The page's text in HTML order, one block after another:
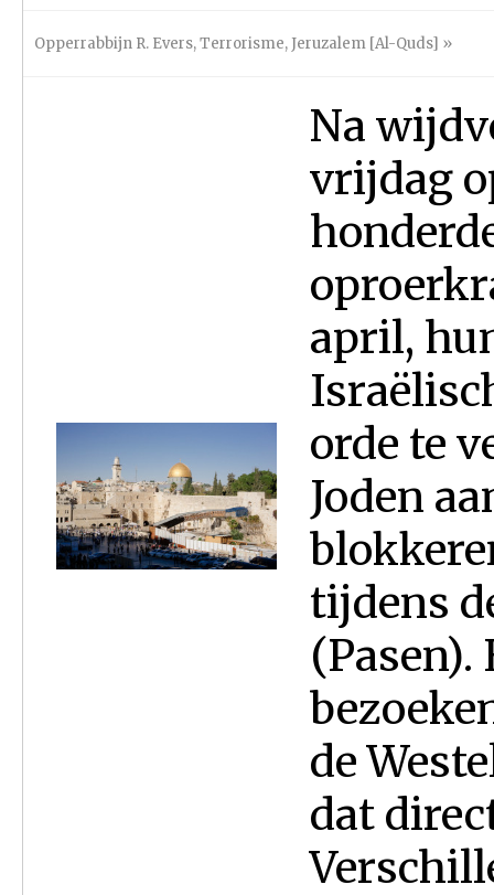
Opperrabbijn R. Evers,Terrorisme, Jeruzalem [Al-Quds] »
Na
vrijdag
april,
orde te
Joden
tijdens
(Pasen).
de
dat